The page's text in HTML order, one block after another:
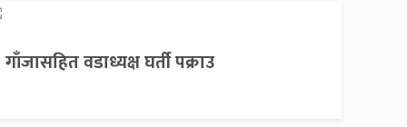
गाँजासहित वडाध्यक्ष घर्ती पक्राउ